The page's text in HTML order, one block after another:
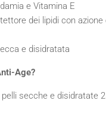
e Vitamina E
dei lipidi con azione
e disidratata
Age?
secche e disidratate